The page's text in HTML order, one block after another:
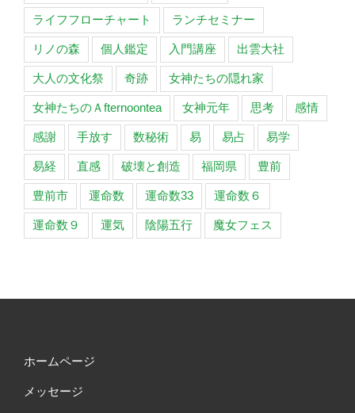
イ
ナ
ー」”
の
ライフフローチャート ランチセミナー
リノの森 個人鑑定 入門講座 出雲大社
大人の文化祭 奇跡 女神たちの隠れ家
女神たちのＡfternoontea 女神元年 思考 感情
感謝 手放す 数秘術 易 易占 易学
易経 直感 破壊と創造 福岡県 豊前
豊前市 運命数 運命数33 運命数６
運命数９ 運気 陰陽五行 魔女フェス
ホームページ
メッセージ